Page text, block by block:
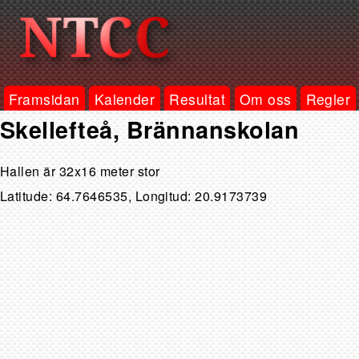
Framsidan Kalender Resultat Om oss Regler
Skellefteå, Brännanskolan
Hallen är 32x16 meter stor
Latitude: 64.7646535, Longitud: 20.9173739